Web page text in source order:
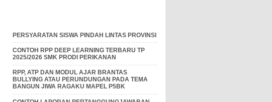
PERSYARATAN SISWA PINDAH LINTAS PROVINSI
CONTOH RPP DEEP LEARNING TERBARU TP
2025/2026 SMK PRODI PERIKANAN
RPP, ATP DAN MODUL AJAR BRANTAS
BULLYING ATAU PERUNDUNGAN PADA TEMA
BANGUN JIWA RAGAKU MAPEL P5BK